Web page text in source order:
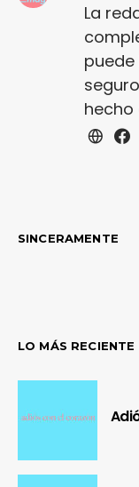
La
hecho
SINCERAMENTE
LO MÁS RECIENTE